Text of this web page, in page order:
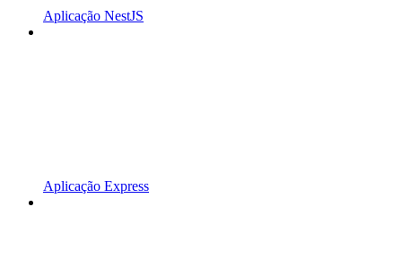
Aplicação NestJS
Aplicação Express